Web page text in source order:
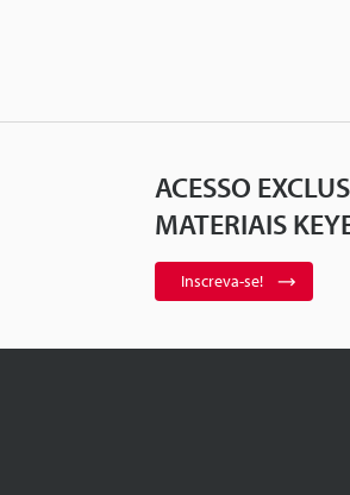
ACESSO
MATERIAIS
Inscreva-se!